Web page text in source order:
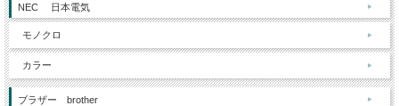
NEC 日本電気
モノクロ
カラー
ブラザー brother